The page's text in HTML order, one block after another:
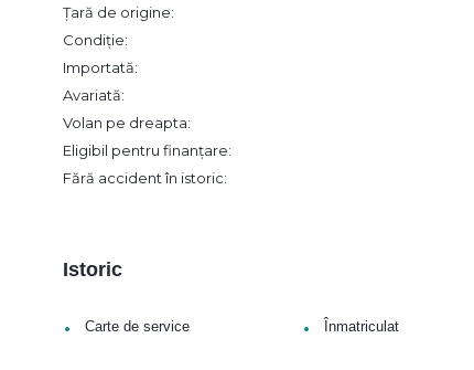
Țară de origine:
Condiție:
Importată:
Avariată:
Volan pe dreapta:
Eligibil pentru finanțare:
Fără accident în istoric:
Istoric
• Carte de service • Înmatriculat